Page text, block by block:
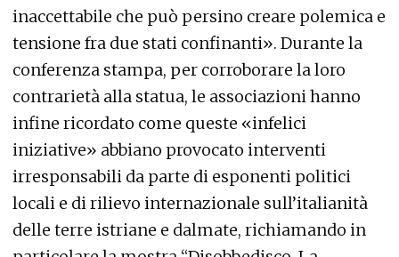
inaccettabile che può persino creare polemica e
tensione fra due stati confinanti». Durante la
conferenza stampa, per corroborare la loro
contrarietà alla statua, le associazioni hanno
infine ricordato come queste «infelici
iniziative» abbiano provocato interventi
irresponsabili da parte di esponenti politici
locali e di rilievo internazionale sull’italianità
delle terre istriane e dalmate, richiamando in